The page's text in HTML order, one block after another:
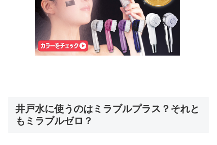
井戸水に使うのはミラブルプラス？それと
もミラブルゼロ？